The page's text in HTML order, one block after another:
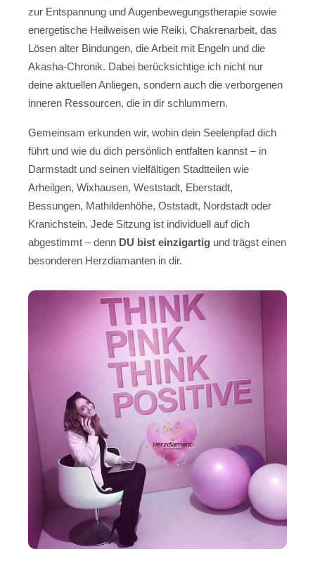
zur Entspannung und Augenbewegungstherapie sowie
energetische Heilweisen wie Reiki, Chakrenarbeit, das
Lösen alter Bindungen, die Arbeit mit Engeln und die
Akasha-Chronik. Dabei berücksichtige ich nicht nur
deine aktuellen Anliegen, sondern auch die verborgenen
inneren Ressourcen, die in dir schlummern.
Gemeinsam erkunden wir, wohin dein Seelenpfad dich
führt und wie du dich persönlich entfalten kannst – in
Darmstadt und seinen vielfältigen Stadtteilen wie
Arheilgen, Wixhausen, Weststadt, Eberstadt,
Bessungen, Mathildenhöhe, Oststadt, Nordstadt oder
Kranichstein. Jede Sitzung ist individuell auf dich
abgestimmt – denn DU bist einzigartig und trägst einen
besonderen Herzdiamanten in dir.